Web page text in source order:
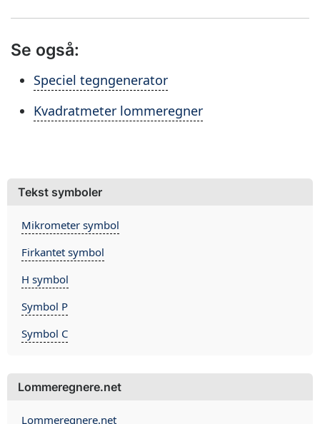
Se også:
Speciel tegngenerator
Kvadratmeter lommeregner
Tekst symboler
Mikrometer symbol
Firkantet symbol
H symbol
Symbol P
Symbol C
Lommeregnere.net
Lommeregnere.net